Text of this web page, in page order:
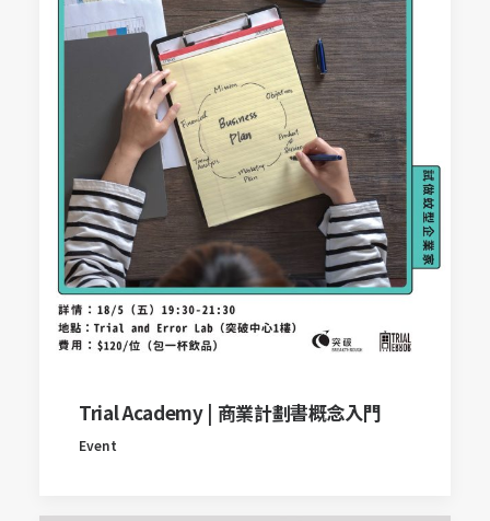
Trial Academy | 商業計劃書概念入門
Event